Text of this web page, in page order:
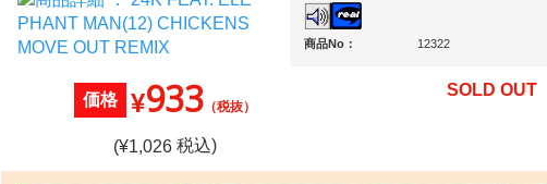
商品No： 12322
価格 ¥933（税抜）
(¥1,026税込)
SOLD OUT